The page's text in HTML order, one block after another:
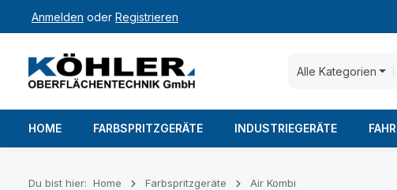
Hauptinhalt springen
Zur Suche springen
Zur Hauptnavigation springen
Anmelden oder Registrieren
Alle Kategorien
HOME FARBSPRITZGERÄTE INDUSTRIEGERÄTE
Du bist hier: Home Farbspritzgeräte Air Kombi